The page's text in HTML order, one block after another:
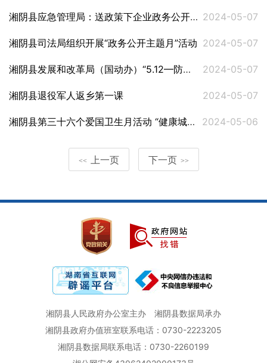
湘阴县应急管理局：送政策下企业政务公开主题月活动 2024-05-07
湘阴县司法局组织开展“政务公开主题月”活动 2024-05-07
湘阴县发展和改革局（国动办）“5.12—防灾减灾日”政务公开主题月活动方案 2024-05-07
湘阴县退役军人返乡第一课 2024-05-07
湘阴县第三十六个爱国卫生月活动 “健康城镇，健康体重”主题活动 2024-05-06
<< 上一页 下一页 >>
湘阴县人民政府办公室主办
湘阴县数据局承办
湘阴县政府办值班室联系电话：0730-2223205
湘阴县数据局联系电话：0730-2260199